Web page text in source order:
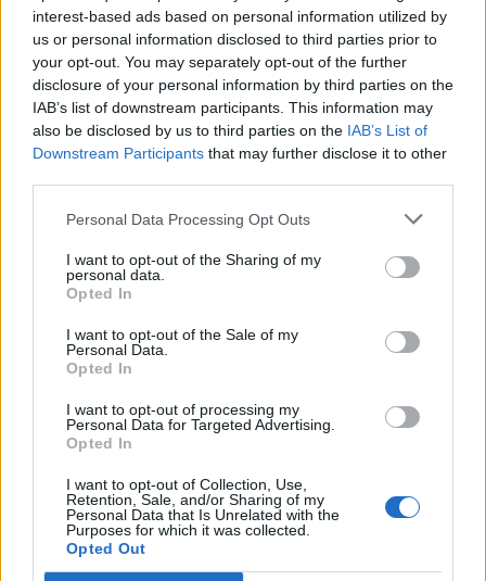
interest-based ads based on personal information utilized by
us or personal information disclosed to third parties prior to
your opt-out. You may separately opt-out of the further
disclosure of your personal information by third parties on the
IAB’s list of downstream participants. This information may
also be disclosed by us to third parties on the IAB’s List of
Downstream Participants that may further disclose it to other
Personal Data Processing Opt Outs
I want to opt-out of the Sharing of my
personal data.
Opted In
I want to opt-out of the Sale of my
Personal Data.
Opted In
I want to opt-out of processing my
Personal Data for Targeted Advertising.
Opted In
I want to opt-out of Collection, Use,
Retention, Sale, and/or Sharing of my
Personal Data that Is Unrelated with the
Purposes for which it was collected.
Opted Out
Dobříšsko
Festival hudby na zámku Dobříš sází na
jedinečnou atmosféru. Klasiku propojí
s dalšími žánry i rodinným programem
Fesťáczek Presents poprvé míří do
Lesního divadla Skalka. Nabídne hudbu,
divadlo i tvořivé dílny